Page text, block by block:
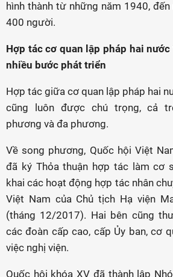
hình thành từ những năm 1940,
400 người.
Hợp tác cơ quan lập pháp hai
nhiều bước phát triển
Hợp tác giữa cơ quan lập pháp hai
cũng luôn được chú trọng, cả
phương và đa phương.
Về song phương, Quốc hội Việt
đã ký Thỏa thuận hợp tác làm cơ
khai các hoạt động hợp tác nhân
Việt Nam của Chủ tịch Hạ viện
(tháng 12/2017). Hai bên cũng
các đoàn cấp cao, cấp Ủy ban, cơ
việc nghị viện.
Quốc hội khóa XV đã thành lập